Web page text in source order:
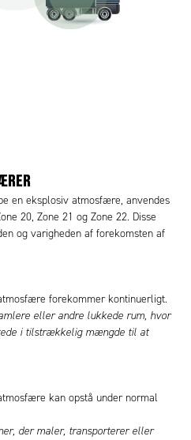
en eksplosiv atmosfære, anvendes
20, Zone 21 og Zone 22. Disse
og varigheden af forekomsten af
forekommer kontinuerligt.
eller andre lukkede rum, hvor
i tilstrækkelig mængde til at
kan opstå under normal
der maler, transporterer eller